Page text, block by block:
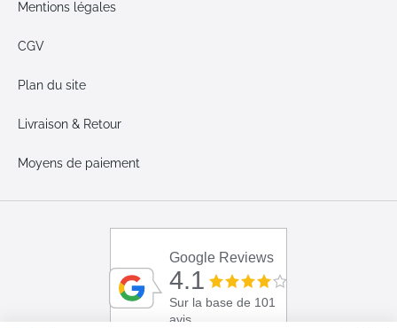
Mentions légales
CGV
Plan du site
Livraison & Retour
Moyens de paiement
Google Reviews
4.1
Sur la base de 101
avis